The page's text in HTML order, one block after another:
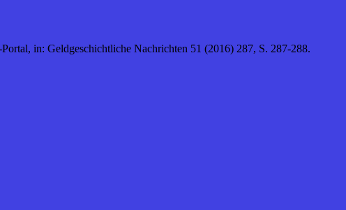
in: Geldgeschichtliche Nachrichten 51 (2016) 287, S. 287-288.